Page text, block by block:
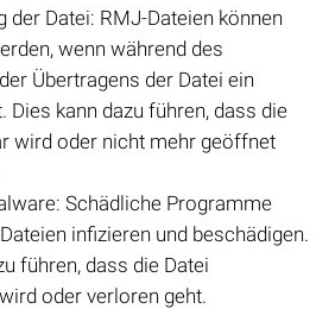
der Datei: RMJ-Dateien können
wenn während des
Übertragens der Datei ein
Dies kann dazu führen, dass die
wird oder nicht mehr geöffnet
Schädliche Programme
infizieren und beschädigen.
führen, dass die Datei
oder verloren geht.